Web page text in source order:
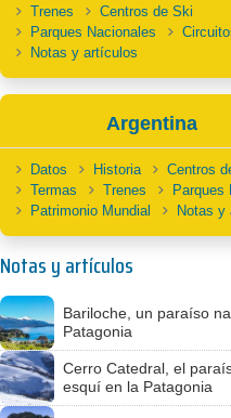
Trenes
Centros de Ski
Parques Nacionales
Notas y artículos
Argentina
Datos Historia
Centros
Termas
Trenes
Parques
Patrimonio Mundial
Notas y
Notas y artículos
Bariloche, un paraíso
Patagonia
Cerro Catedral, el
esquí en la Patagonia